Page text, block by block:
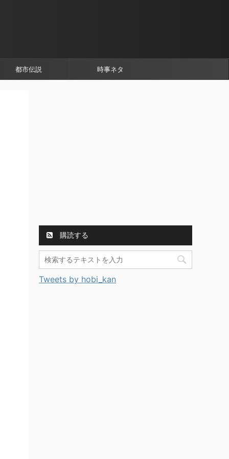
都市伝説 時事ネタ
購読する
Tweets by hobi_kan